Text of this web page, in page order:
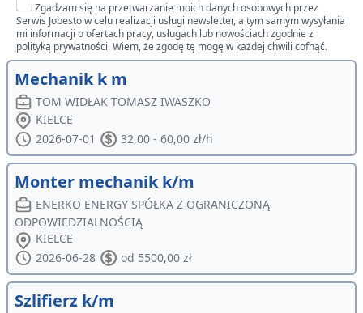
Zgadzam się na przetwarzanie moich danych osobowych przez
Serwis Jobesto w celu realizacji usługi newsletter, a tym samym wysyłania
mi informacji o ofertach pracy, usługach lub nowościach zgodnie z
polityką prywatności. Wiem, że zgodę tę mogę w każdej chwili cofnąć.
Mechanik k m
TOM WIDŁAK TOMASZ IWASZKO
KIELCE
2026-07-01
32,00 - 60,00 zł/h
Monter mechanik k/m
ENERKO ENERGY SPÓŁKA Z OGRANICZONĄ
ODPOWIEDZIALNOŚCIĄ
KIELCE
2026-06-28
od 5500,00 zł
Szlifierz k/m